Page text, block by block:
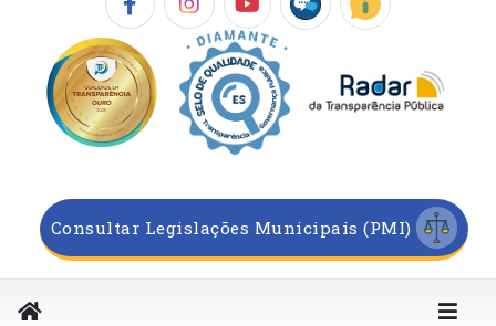
Consultar Legislações Municipais (PMI)